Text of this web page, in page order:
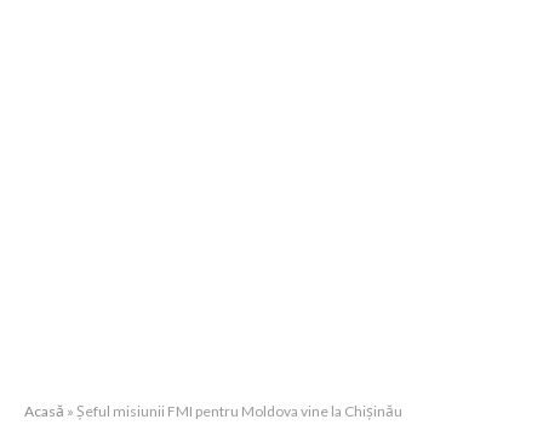
Acasă » Șeful misiunii FMI pentru Moldova vine la Chișinău